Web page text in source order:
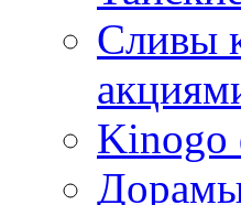
Сливы
Kinogo